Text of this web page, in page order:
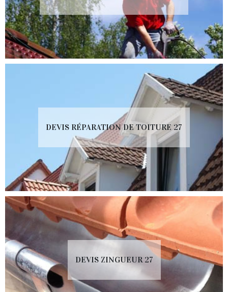
DEVIS RÉPARATION DE TOITURE 27
DEVIS ZINGUEUR 27